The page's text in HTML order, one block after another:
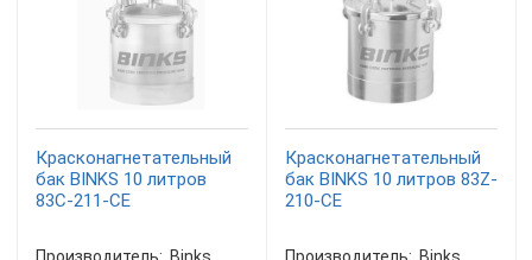
Красконагнетательный
бак BINKS 10 литров
83C-211-CE
Красконагнетательный
бак BINKS 10 литров 83Z-
210-CE